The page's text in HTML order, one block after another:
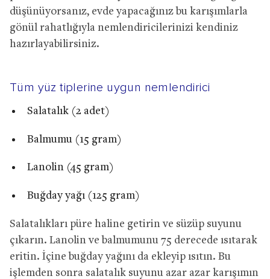
düşünüyorsanız, evde yapacağınız bu karışımlarla
gönül rahatlığıyla nemlendiricilerinizi kendiniz
hazırlayabilirsiniz.
Tüm yüz tiplerine uygun nemlendirici
Salatalık (2 adet)
Balmumu (15 gram)
Lanolin (45 gram)
Buğday yağı (125 gram)
Salatalıkları püre haline getirin ve süzüp suyunu
çıkarın. Lanolin ve balmumunu 75 derecede ısıtarak
eritin. İçine buğday yağını da ekleyip ısıtın. Bu
işlemden sonra salatalık suyunu azar azar karışımın